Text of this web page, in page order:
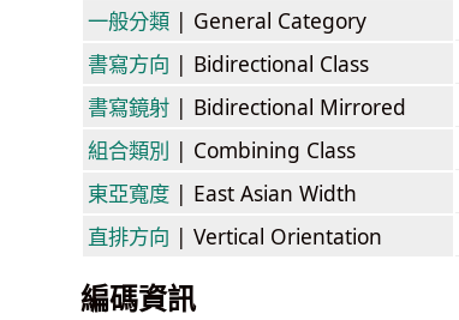
一般分類 | General Category
書寫方向 | Bidirectional Class
書寫鏡射 | Bidirectional Mirrored
組合類別 | Combining Class
東亞寬度 | East Asian Width
直排方向 | Vertical Orientation
編碼資訊